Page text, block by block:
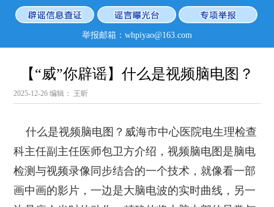
举报邮箱：whpiyao@163.com
【“威”你辟谣】什么是视频脑电图？
2025-12-26编辑： 王昕
什么是视频脑电图？威海市中心医院电生理检查
科主任副主任医师包卫方介绍，视频脑电图是脑电
检测与视频录像同步结合的一个技术，就像看一部
画中画的影片，一边是大脑电波的实时曲线，另一